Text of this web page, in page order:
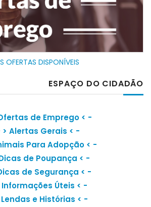
OFERTAS DISPONÍVEIS
ESPAÇO DO CIDADÃO
de Emprego< -
Alertas Gerais < -
Para Adopção < -
de Poupança < -
de Segurança < -
Informações Úteis < -
Lendas e Histórias < -